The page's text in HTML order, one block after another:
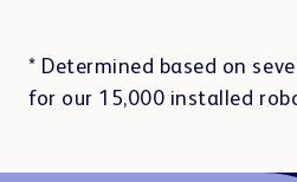
* Determined based on
for our 15,000 installed